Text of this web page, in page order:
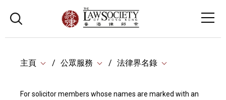
主頁 公眾服務 法律界名錄
For solicitor members whose names are marked with an